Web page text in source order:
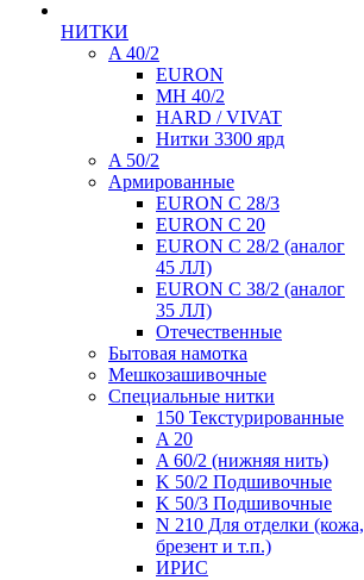
НИТКИ
A 40/2
EURON
MH 40/2
HARD / VIVAT
Нитки 3300 ярд
A 50/2
Армированные
EURON C 28/3
EURON C 20
EURON C 28/2 (аналог
45 ЛЛ)
EURON C 38/2 (аналог
35 ЛЛ)
Отечественные
Бытовая намотка
Мешкозашивочные
Специальные нитки
150 Текстурированные
A 20
A 60/2 (нижняя нить)
K 50/2 Подшивочные
K 50/3 Подшивочные
N 210 Для отделки (кожа,
брезент и т.п.)
ИРИС